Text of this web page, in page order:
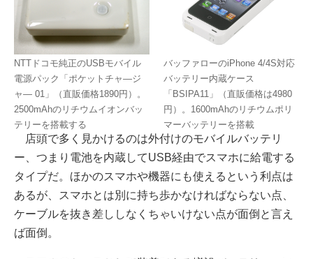
NTTドコモ純正のUSBモバイル
電源パック「ポケットチャ―ジ
ャ― 01」（直販価格1890円）。
2500mAhのリチウムイオンバッ
テリーを搭載する
バッファローのiPhone 4/4S対応
バッテリー内蔵ケース
「BSIPA11」（直販価格は4980
円）。1600mAhのリチウムポリ
マーバッテリーを搭載
店頭で多く見かけるのは外付けのモバイルバッテリ
ー、つまり電池を内蔵してUSB経由でスマホに給電する
タイプだ。ほかのスマホや機器にも使えるという利点は
あるが、スマホとは別に持ち歩かなければならない点、
ケーブルを抜き差ししなくちゃいけない点が面倒と言え
ば面倒。